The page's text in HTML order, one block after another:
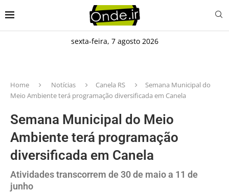
sexta-feira, 7 agosto 2026
Home Notícias Canela RS
Semana Municipal do
Meio Ambiente terá programação diversificada em Canela
Semana Municipal do Meio
Ambiente terá programação
diversificada em Canela
Atividades transcorrem de 30 de maio a 11 de
junho